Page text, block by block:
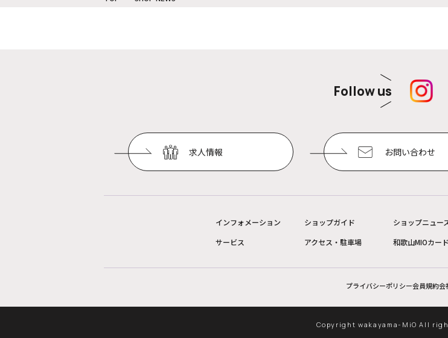
Follow us
求人情報 お問い合わせ
インフォメーション ショップガイド ショップニュー
サービス
アクセス・駐車場 和歌山MIOカード
プライバシーポリシー会員規約会
Copyright wakayama-MiO All